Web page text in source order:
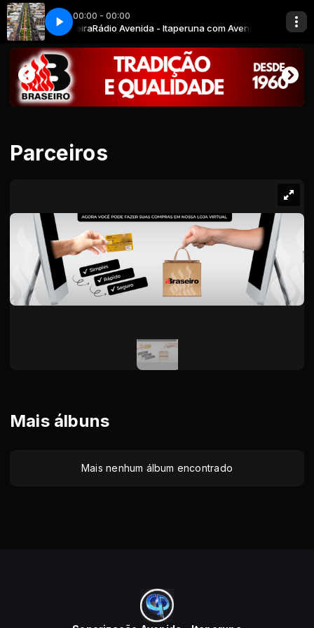
00:00 - 00:00
Cardoso MoreiraRádio Avenida - Itaperuna com Avenida Cardoso
Parceiros
Mais álbuns
Mais nenhum álbum encontrado